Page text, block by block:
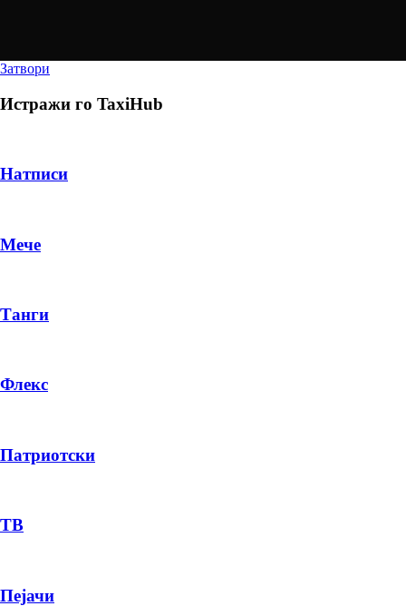
PRODUCT
ПЛАТИ ПРИ ДОСТАВА ВО КЕШ
Затвори
Истражи го TaxiHub
Натписи
Мече
Танги
Флекс
Патриотски
ТВ
Пејачи